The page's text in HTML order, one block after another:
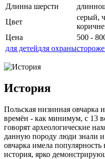
Длинна шерсти
Цвет
серый,
Цена
500 -
для детейдля охраны
История
Польская низинная овчарка
времён - как минимум, с 13
говорят археологические
данную породу люди знали
овчарка имела популярность
история, ярко